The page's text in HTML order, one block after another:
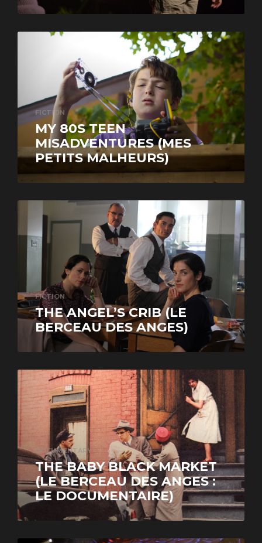
FICTION
MY 80S TEEN
MISADVENTURES (MES
PETITS MALHEURS)
FICTION
THE ANGEL’S CRIB (LE
BERCEAU DES ANGES)
DOCUMENTARY
THE BABY BLACK MARKET
(LE BERCEAU DES ANGES :
LE DOCUMENTAIRE)